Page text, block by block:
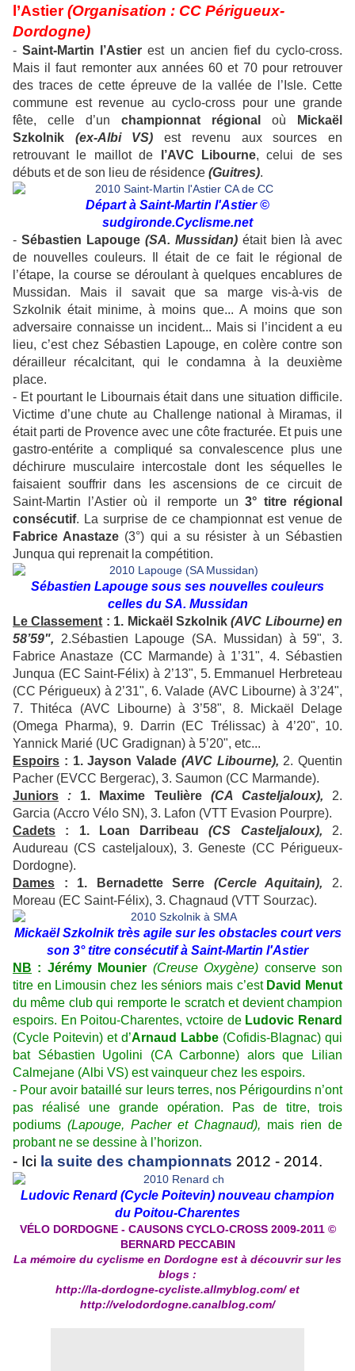
l’Astier(Organisation : CC Périgueux-
Dordogne)
-Saint-Martin l’Astier est un ancien fief du cyclo-cross.
Mais il faut remonter aux années 60 et 70 pour retrouver
des traces de cette épreuve de la vallée de l’Isle. Cette
commune est revenue au cyclo-cross pour une grande
fête, celle d’un championnat régional où
Mickaël
Szkolnik (ex-Albi VS)
est revenu aux sources en
retrouvant le maillot de
l’AVC Libourne, celui de ses
débuts et de son lieu de résidence (Guitres).
Départ à Saint-Martin l'Astier ©
sudgironde.Cyclisme.net
- Sébastien Lapouge (SA. Mussidan) était bien là avec
de nouvelles couleurs. Il était de ce fait le régional de
l’étape, la course se déroulant à quelques encablures de
Mussidan. Mais il savait que sa marge vis-à-vis de
Szkolnik était minime, à moins que... A moins que son
adversaire connaisse un incident... Mais si l’incident a eu
lieu, c’est chez Sébastien Lapouge, en colère contre son
dérailleur récalcitant, qui le condamna à la deuxième
place.
- Et pourtant le Libournais était dans une situation difficile.
Victime d’une chute au Challenge national à Miramas, il
était parti de Provence avec une côte fracturée. Et puis une
gastro-entérite a compliqué sa convalescence plus une
déchirure musculaire intercostale dont les séquelles le
faisaient souffrir dans les ascensions de ce circuit de
Saint-Martin l’Astier où il remporte un 3° titre régional
consécutif. La surprise de ce championnat est venue de
Fabrice Anastaze (3°) qui a su résister à un Sébastien
Junqua qui reprenait la compétition.
Sébastien Lapouge sous ses nouvelles couleurs
celles du SA. Mussidan
Le Classement : 1. Mickaël Szkolnik(AVC Libourne) en
58’59", 2.Sébastien Lapouge (SA. Mussidan) à 59", 3.
Fabrice Anastaze (CC Marmande) à 1’31", 4. Sébastien
Junqua (EC Saint-Félix) à 2’13", 5. Emmanuel Herbreteau
(CC Périgueux) à 2’31", 6. Valade (AVC Libourne) à 3’24",
7. Thitéca (AVC Libourne) à 3’58", 8. Mickaël Delage
(Omega Pharma), 9. Darrin (EC Trélissac) à 4’20", 10.
Yannick Marié (UC Gradignan) à 5’20", etc...
Espoirs : 1. Jayson Valade (AVC Libourne), 2. Quentin
Pacher (EVCC Bergerac), 3. Saumon (CC Marmande).
Juniors : 1. Maxime Teulière(CA Casteljaloux), 2.
Garcia (Accro Vélo SN), 3. Lafon (VTT Evasion Pourpre).
Cadets : 1. Loan Darribeau(CS Casteljaloux), 2.
Audureau (CS casteljaloux), 3. Geneste (CC Périgueux-
Dordogne).
Dames : 1. Bernadette Serre (Cercle Aquitain), 2.
Moreau (EC Saint-Félix), 3. Chagnaud (VTT Sourzac).
Mickaël Szkolnik très agile sur les obstacles court vers
son 3° titre consécutif à Saint-Martin l'Astier
NB : Jérémy Mounier (Creuse Oxygène) conserve son
titre en Limousin chez les séniors mais c’est David Menut
du même club qui remporte le scratch et devient champion
espoirs. En Poitou-Charentes, vctoire de Ludovic Renard
(Cycle Poitevin) et d’Arnaud Labbe (Cofidis-Blagnac) qui
bat Sébastien Ugolini (CA Carbonne) alors que Lilian
Calmejane (Albi VS) est vainqueur chez les espoirs.
- Pour avoir bataillé sur leurs terres, nos Périgourdins n’ont
pas réalisé une grande opération. Pas de titre, trois
podiums (Lapouge, Pacher et Chagnaud), mais rien de
probant ne se dessine à l’horizon.
- Ici la suite des championnats 2012 - 2014.
Ludovic Renard (Cycle Poitevin) nouveau champion
du Poitou-Charentes
VÉLO DORDOGNE - CAUSONS CYCLO-CROSS 2009-2011 ©
BERNARD PECCABIN
La mémoire du cyclisme en Dordogne est à découvrir sur les
blogs :
http://la-dordogne-cycliste.allmyblog.com/et
http://velodordogne.canalblog.com/